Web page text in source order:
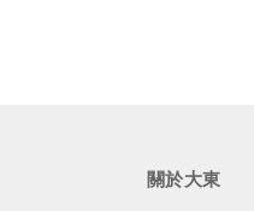
關於大東